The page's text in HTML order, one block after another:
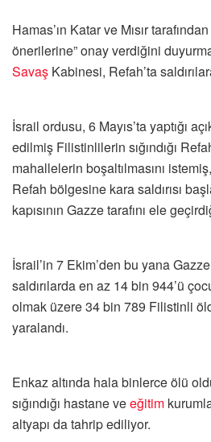
Hamas’ın Katar ve Mısır
önerilerine” onay verdiğini
Savaş Kabinesi, Refah’ta
İsrail ordusu, 6 Mayıs’ta yaptığı
edilmiş Filistinlilerin sığındığı
mahallelerin boşaltılmasını
Refah bölgesine kara saldırısı
kapısının Gazze tarafını ele
İsrail’in 7 Ekim’den bu yana
saldırılarda en az 14 bin 944’ü
olmak üzere 34 bin 789 Filistinli
yaralandı.
Enkaz altında hala binlerce ölü
sığındığı hastane veeğitim
altyapı da tahrip ediliyor.